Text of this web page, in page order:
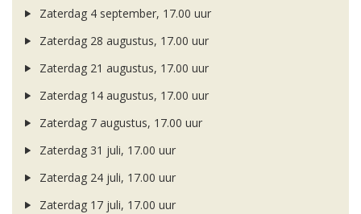
Zaterdag 4 september, 17.00 uur
Zaterdag 28 augustus, 17.00 uur
Zaterdag 21 augustus, 17.00 uur
Zaterdag 14 augustus, 17.00 uur
Zaterdag 7 augustus, 17.00 uur
Zaterdag 31 juli, 17.00 uur
Zaterdag 24 juli, 17.00 uur
Zaterdag 17 juli, 17.00 uur